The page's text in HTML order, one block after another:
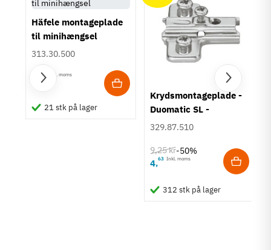
Häfele montageplade
til minihængsel
313.30.500
80 Inkl. moms
21 stk på lager
Krydsmontageplade -
Duomatic SL -
Euroskruer
329.87.510
9,25 kr-50%
4,63 Inkl. moms
312 stk på lager